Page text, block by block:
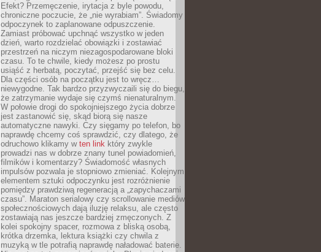
Efekt? Przemęczenie, irytacja z byle powodu,
chroniczne poczucie, że „nie wyrabiam”. Świadomy
odpoczynek to zaplanowane odpuszczenie.
Zamiast próbować upchnąć wszystko w jeden
dzień, warto rozdzielać obowiązki i zostawiać
przestrzeń na niczym niezagospodarowane bloki
czasu. To te chwile, kiedy możesz po prostu
usiąść z herbatą, poczytać, przejść się bez celu.
Dla części osób na początku jest to wręcz…
niewygodne. Tak bardzo przyzwyczaili się do biegu,
że zatrzymanie wydaje się czymś nienaturalnym.
W połowie drogi do spokojniejszego życia dobrze
jest zastanowić się, skąd biorą się nasze
automatyczne nawyki. Czy sięgamy po telefon, bo
naprawdę chcemy coś sprawdzić, czy dlatego, że
odruchowo klikamy w ten link który zwykle
prowadzi nas w dobrze znany tunel powiadomień,
filmików i komentarzy? Świadomość własnych
impulsów pozwala je stopniowo zmieniać. Kolejnym
elementem sztuki odpoczynku jest rozróżnienie
pomiędzy prawdziwą regeneracją a „zapychaczami
czasu”. Maraton serialowy czy scrollowanie mediów
społecznościowych dają iluzję relaksu, ale często
zostawiają nas jeszcze bardziej zmęczonych. Z
kolei spokojny spacer, rozmowa z bliską osobą,
krótka drzemka, lektura książki czy chwila z
muzyką w tle potrafią naprawdę naładować baterie.